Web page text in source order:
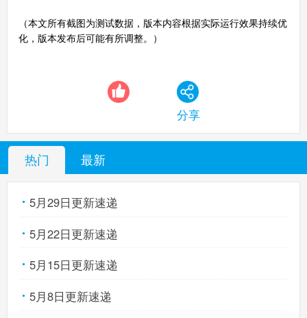
（本文所有截图为测试数据，版本内容根据实际运行效果持续优
化，版本发布后可能有所调整。）
分享
热门 最新
5月29日更新速递
5月22日更新速递
5月15日更新速递
5月8日更新速递